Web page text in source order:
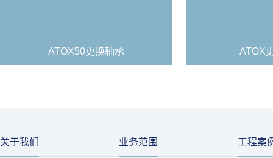
ATOX50更换轴承 ATOX
关于我们 业务范围 工程案